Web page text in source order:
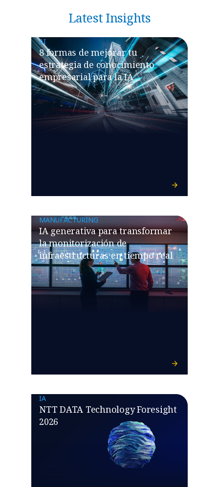
Latest Insights
AI
8 formas de mejorar tu
estrategia de conocimiento
empresarial para la IA
MANUFACTURING
IA generativa para transformar
la monitorización de
infraestructuras en tiempo real
IA
NTT DATA Technology Foresight
2026